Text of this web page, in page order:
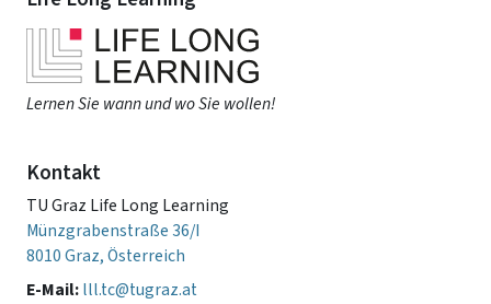
Lernen Sie wann und wo Sie wollen!
Kontakt
TU Graz Life Long Learning
Münzgrabenstraße 36/I
8010 Graz, Österreich
E-Mail:lll.tc@tugraz.at